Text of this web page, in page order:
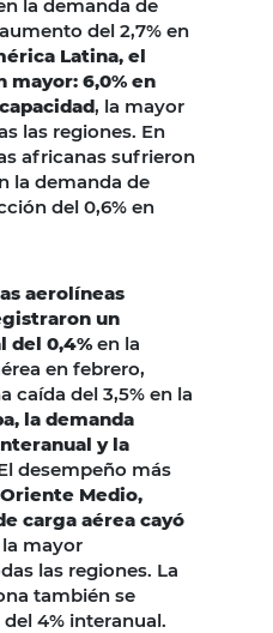
la demanda de
del 2,7% en
Latina, el
6,0% en
, la mayor
las regiones. En
africanas sufrieron
la demanda de
del 0,6% en
aerolíneas
un
del 0,4% en la
en febrero,
caída del 3,5% en la
la demanda
y la
desempeño más
Medio,
carga aérea cayó
la mayor
las regiones. La
también se
4% interanual.